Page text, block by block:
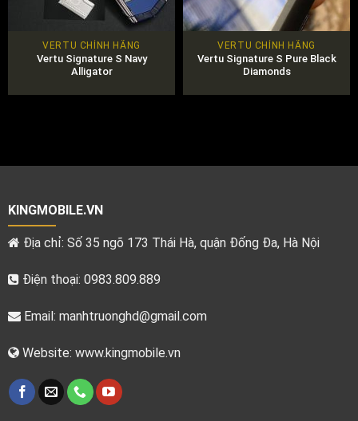
VERTU CHÍNH HÃNG
Vertu Signature S Navy
Alligator
VERTU CHÍNH HÃNG
Vertu Signature S Pure Black
Diamonds
KINGMOBILE.VN
Địa chỉ: Số 35 ngõ 173 Thái Hà, quận Đống Đa, Hà Nội
Điện thoại: 0983.809.889
Email: manhtruonghd@gmail.com
Website: www.kingmobile.vn